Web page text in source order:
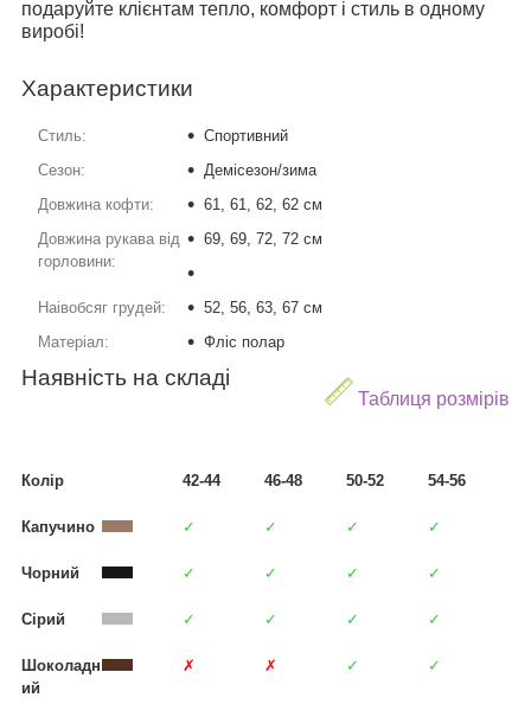
подаруйте клієнтам тепло, комфорт і стиль в одному
виробі!
Характеристики
Стиль:
Спортивний
Сезон:
Демісезон/зима
Довжина кофти:
61, 61, 62, 62 см
Довжина рукава від
горловини:
69, 69, 72, 72 см
Наівобсяг грудей:
52, 56, 63, 67 см
Матеріал:
Фліс полар
Таблиця розмірів
Наявність на складі
Колір 42-44 46-48 50-52 54-56
Капучино ✓ ✓ ✓ ✓
Чорний ✓ ✓ ✓ ✓
Сірий ✓ ✓ ✓ ✓
Шоколадн
ий
✗ ✗ ✓ ✓